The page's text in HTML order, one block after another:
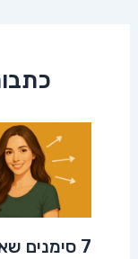
7 סימנים